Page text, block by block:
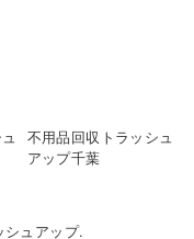
不用品回収トラッシュ
アップ千葉
ュアップ.